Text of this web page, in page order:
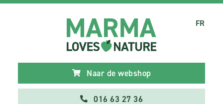
Naar de webshop
016 63 27 36
FR